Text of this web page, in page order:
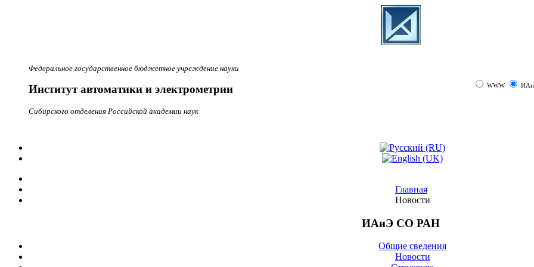
Федеральное государственное бюджетное учреждение науки
Институт автоматики и электрометрии
Сибирского отделения Российской академии наук
WWW
Главная
Новости
ИАиЭ СО РАН
Общие сведения
Новости